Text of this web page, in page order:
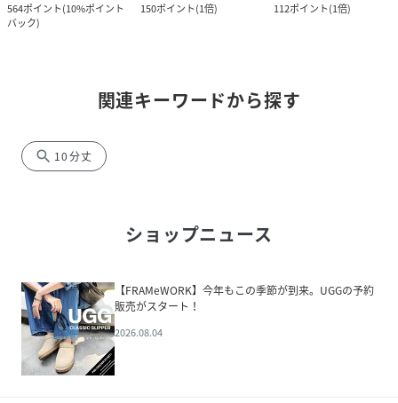
564ポイント(10%ポイント
バック)
150ポイント(1倍) 112ポイント(1倍)
関連キーワードから探す
search 10分丈
ショップニュース
【FRAMeWORK】今年もこの季節が到来。UGGの予約
販売がスタート！
2026.08.04